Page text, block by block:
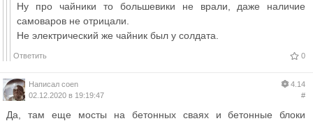
Ну про чайники то большевики не врали, даже наличие
самоваров не отрицали.
Не электрический же чайник был у солдата.
Ответить 0
Написал coen
02.12.2020 в 19:19:47
4.14
#
Да, там еще мосты на бетонных сваях и бетонные блоки